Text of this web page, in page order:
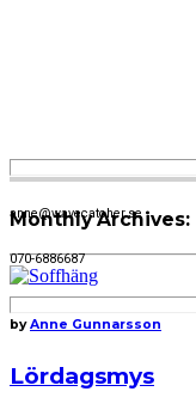
anne@wavecatcher.se
070-6886687
Monthly Archives:
by Anne Gunnarsson
Lördagsmys